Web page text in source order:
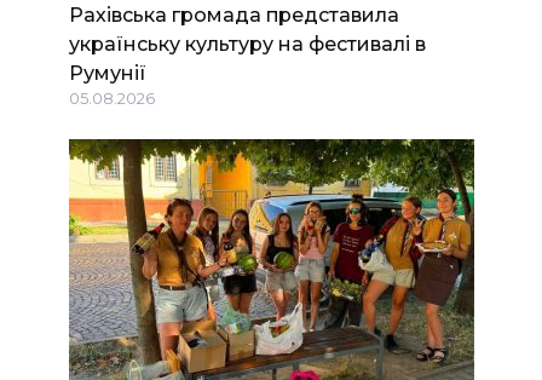
Рахівська громада представила
українську культуру на фестивалі в
Румунії
05.08.2026